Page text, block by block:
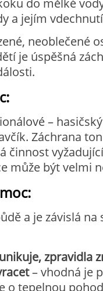
a jejím
neoblečené
je úspěšná
–
Záchrana
činnost
může být velmi
a je závislá
zpravidla
– vhodná je
o tepelnou